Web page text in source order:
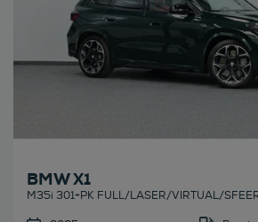
BMW X1
M35i 301+PK FULL/LASER/VIRTUAL/